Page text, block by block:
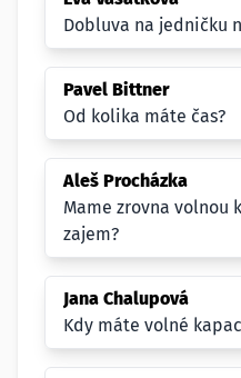
Dobluva na jedničku
Pavel Bittner
Od kolika máte čas?
Aleš Procházka
Mame zrovna volnou
zajem?
Jana Chalupová
Kdy máte volné